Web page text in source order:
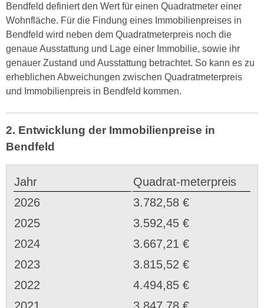
Bendfeld definiert den Wert für einen Quadratmeter einer
Wohnfläche. Für die Findung eines Immobilienpreises in
Bendfeld wird neben dem Quadratmeterpreis noch die
genaue Ausstattung und Lage einer Immobilie, sowie ihr
genauer Zustand und Ausstattung betrachtet. So kann es zu
erheblichen Abweichungen zwischen Quadratmeterpreis
und Immobilienpreis in Bendfeld kommen.
2. Entwicklung der Immobilienpreise in
Bendfeld
Jahr
Quadrat-meterpreis
2026
3.782,58 €
2025
3.592,45 €
2024
3.667,21 €
2023
3.815,52 €
2022
4.494,85 €